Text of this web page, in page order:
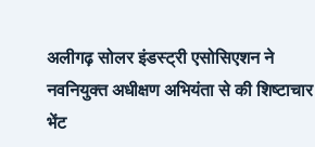
अलीगढ़ सोलर इंडस्ट्री एसोसिएशन ने
नवनियुक्त अधीक्षण अभियंता से की शिष्टाचार
भेंट